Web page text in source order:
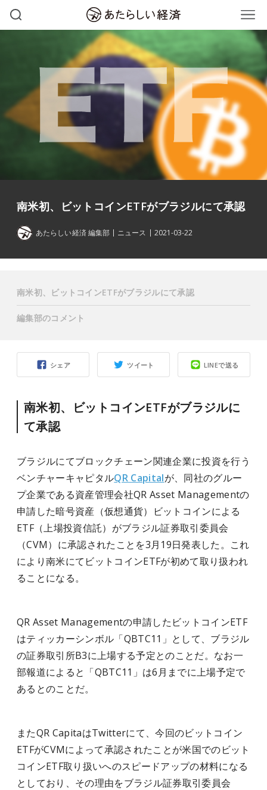
南米初、ビットコインETFがブラジルにて承認
あたらしい経済 編集部 ニュース 2021-03-22
シェア ツイート LINEで送る
南米初、ビットコインETFがブラジルに
て承認
ブラジルにてブロックチェーン関連企業に投資を行う
ベンチャーキャピタルQR Capitalが、同社のグルー
プ企業である資産管理会社QR Asset Managementの
申請した暗号資産（仮想通貨）ビットコインによる
ETF（上場投資信託）がブラジル証券取引委員会
（CVM）に承認されたことを3月19日発表した。これ
により南米にてビットコインETFが初めて取り扱われ
ることになる。
QR Asset Managementの申請したビットコインETF
はティッカーシンボル「QBTC11」として、ブラジル
の証券取引所B3に上場する予定とのことだ。なお一
部報道によると「QBTC11」は6月までに上場予定で
あるとのことだ。
またQR CapitaはTwitterにて、今回のビットコイン
ETFがCVMによって承認されたことが米国でのビット
コインETF取り扱いへのスピードアップの材料になる
としており、その理由をブラジル証券取引委員会
南米初、ビットコインETFがブラジルにて承認
編集部のコメント